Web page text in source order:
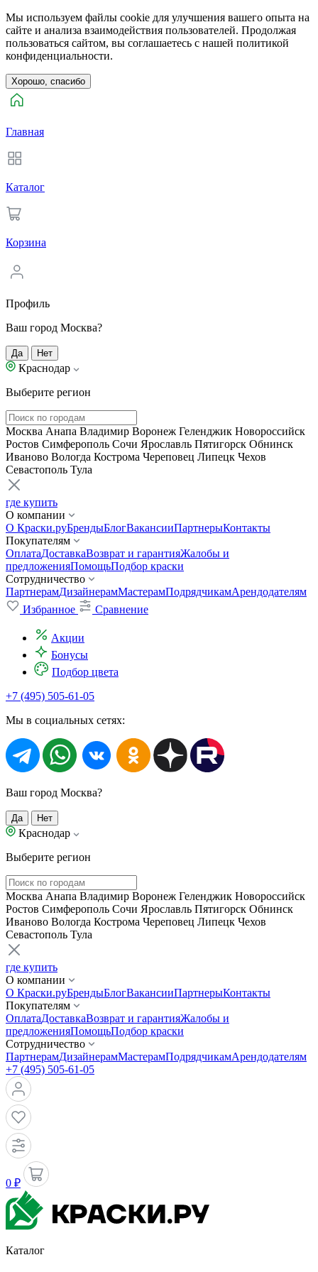
Мы используем файлы cookie для улучшения вашего опыта на
сайте и анализа взаимодействия пользователей. Продолжая
пользоваться сайтом, вы соглашаетесь с нашей политикой
конфиденциальности.
Хорошо, спасибо
Главная
Каталог
Корзина
Профиль
Ваш город Москва?
Да Нет
Краснодар
Выберите регион
Москва Анапа Владимир Воронеж Геленджик Новороссийск
Ростов Симферополь Сочи Ярославль Пятигорск Обнинск
Иваново Вологда Кострома Череповец Липецк Чехов
Севастополь Тула
где купить
О компании
О Краски.руБрендыБлогВакансииПартнерыКонтакты
Покупателям
ОплатаДоставкаВозврат и гарантияЖалобы и
предложенияПомощьПодбор краски
Сотрудничество
ПартнерамДизайнерамМастерамПодрядчикамАрендодателям
Избранное
Сравнение
Акции
Бонусы
Подбор цвета
+7 (495) 505-61-05
Мы в социальных сетях:
Ваш город Москва?
Да Нет
Краснодар
Выберите регион
Москва Анапа Владимир Воронеж Геленджик Новороссийск
Ростов Симферополь Сочи Ярославль Пятигорск Обнинск
Иваново Вологда Кострома Череповец Липецк Чехов
Севастополь Тула
где купить
О компании
О Краски.руБрендыБлогВакансииПартнерыКонтакты
Покупателям
ОплатаДоставкаВозврат и гарантияЖалобы и
предложенияПомощьПодбор краски
Сотрудничество
ПартнерамДизайнерамМастерамПодрядчикамАрендодателям
+7 (495) 505-61-05
0 ₽
Каталог